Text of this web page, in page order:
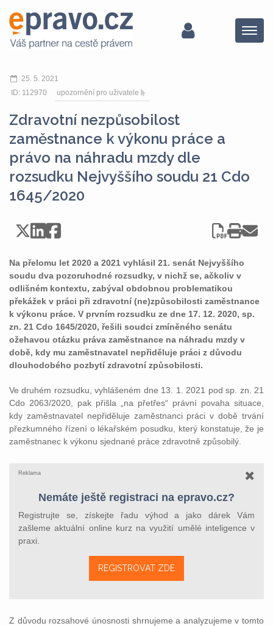
Menu
25. 5. 2021
ID: 112970
upozornění pro uživatele
Zdravotní nezpůsobilost
zaměstnance k výkonu práce a
právo na náhradu mzdy dle
rozsudku Nejvyššího soudu 21 Cdo
1645/2020
Na přelomu let 2020 a 2021 vyhlásil 21. senát Nejvyššího
soudu dva pozoruhodné rozsudky, v nichž se, ačkoliv v
odlišném kontextu, zabýval obdobnou problematikou
překážek v práci při zdravotní (ne)způsobilosti zaměstnance
k výkonu práce. V prvním rozsudku ze dne 17. 12. 2020, sp.
zn. 21 Cdo 1645/2020, řešili soudci zmíněného senátu
ožehavou otázku práva zaměstnance na náhradu mzdy v
době, kdy mu zaměstnavatel nepřiděluje práci z důvodu
dlouhodobého pozbytí zdravotní způsobilosti.
Ve druhém rozsudku, vyhlášeném dne 13. 1. 2021 pod sp. zn. 21
Cdo 2063/2020, pak přišla „na přetřes“ právní povaha situace,
kdy zaměstnavatel nepřiděluje zaměstnanci práci v době trvání
přezkumného řízení o lékařském posudku, který konstatuje, že je
zaměstnanec k výkonu sjednané práce zdravotně způsobilý.
Reklama
Nemáte ještě registraci na epravo.cz?
Registrujte se, získejte řadu výhod a jako dárek Vám
zašleme aktuální online kurz na využití umělé inteligence v
praxi.
REGISTROVAT ZDE
Z důvodu rozsahové únosnosti shrnujeme a analyzujeme v tomto